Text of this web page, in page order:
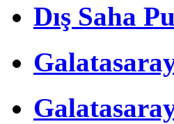
Dış Saha